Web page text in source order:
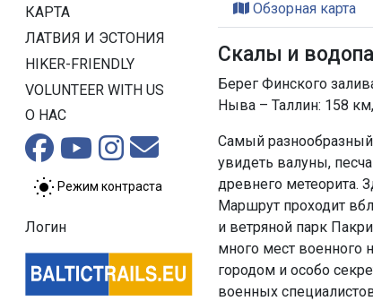
КАРТА
ЛАТВИЯ И ЭСТОНИЯ
HIKER-FRIENDLY
VOLUNTEER WITH US
О НАС
Режим контраста
Логин
Обзорная карта
Скалы и
Берег Финского
Ныва – Таллин: 158
Самый разнообразный
увидеть валуны,
древнего метеорита.
Маршрут проходит
и ветряной парк
много мест военного
городом и особо
военных